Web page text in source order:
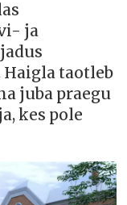
ja
taotleb
juba praegu
kes pole